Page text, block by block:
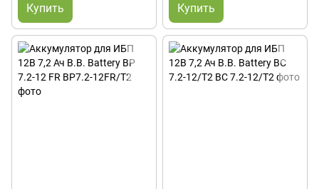
Купить Купить